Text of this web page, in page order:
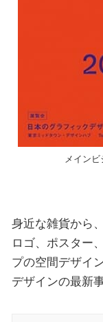
メイン
身近な雑貨から
ロゴ、ポスター
プの空間デザイ
デザインの最新